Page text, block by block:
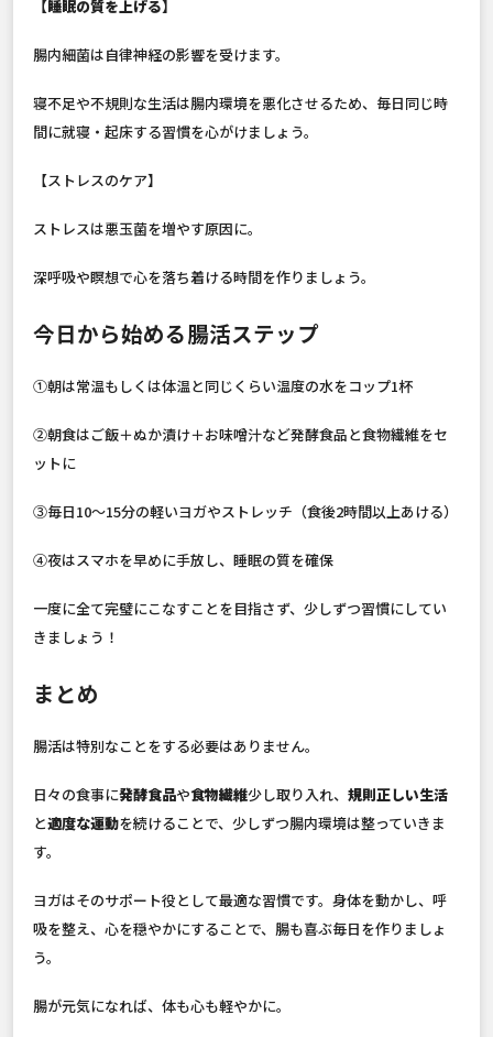
【睡眠の質を上げる】
腸内細菌は自律神経の影響を受けます。
寝不足や不規則な生活は腸内環境を悪化させるため、毎日同じ時
間に就寝・起床する習慣を心がけましょう。
【ストレスのケア】
ストレスは悪玉菌を増やす原因に。
深呼吸や瞑想で心を落ち着ける時間を作りましょう。
今日から始める腸活ステップ
①朝は常温もしくは体温と同じくらい温度の水をコップ1杯
②朝食はご飯＋ぬか漬け＋お味噌汁など発酵食品と食物繊維をセ
ットに
③毎日10〜15分の軽いヨガやストレッチ（食後2時間以上あける）
④夜はスマホを早めに手放し、睡眠の質を確保
一度に全て完璧にこなすことを目指さず、少しずつ習慣にしてい
きましょう！
まとめ
腸活は特別なことをする必要はありません。
日々の食事に発酵食品や食物繊維少し取り入れ、 規則正しい生活
と適度な運動を続けることで、少しずつ腸内環境は整っていきま
す。
ヨガはそのサポート役として最適な習慣です。身体を動かし、呼
吸を整え、心を穏やかにすることで、腸も喜ぶ毎日を作りましょ
う。
腸が元気になれば、体も心も軽やかに。